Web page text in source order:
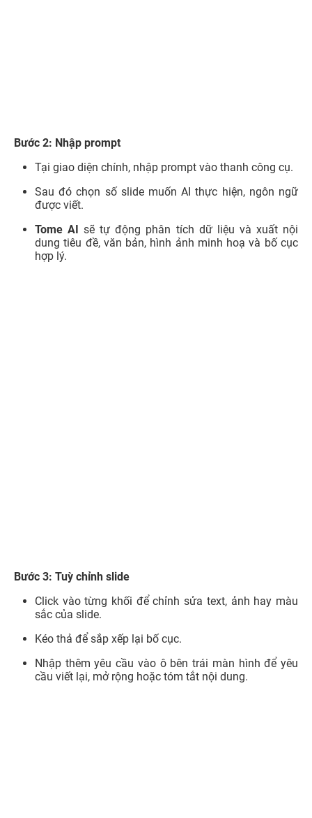
Bước 2: Nhập prompt
Tại giao diện chính, nhập prompt vào thanh công cụ.
Sau đó chọn số slide muốn AI thực hiện, ngôn ngữ
được viết.
Tome AI sẽ tự động phân tích dữ liệu và xuất nội
dung tiêu đề, văn bản, hình ảnh minh hoạ và bố cục
hợp lý.
Bước 3: Tuỳ chỉnh slide
Click vào từng khối để chỉnh sửa text, ảnh hay màu
sắc của slide.
Kéo thả để sắp xếp lại bố cục.
Nhập thêm yêu cầu vào ô bên trái màn hình để yêu
cầu viết lại, mở rộng hoặc tóm tắt nội dung.